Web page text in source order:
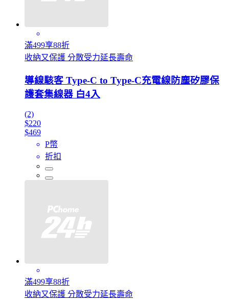
滿499享88折
收納又保護 分散受力延長壽命
導線駭客 Type-C to Type-C充電線防塵矽膠保
護套集線器 白4入
(2)
$220
$469
P幣
折扣
滿499享88折
收納又保護 分散受力延長壽命